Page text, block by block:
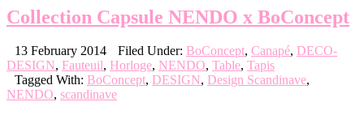
Collection Capsule NENDO x BoConcept
13 February 2014 Filed Under: BoConcept, Canapé, DECO-
DESIGN, Fauteuil, Horloge, NENDO, Table, Tapis
Tagged With: BoConcept, DESIGN, Design Scandinave,
NENDO, scandinave